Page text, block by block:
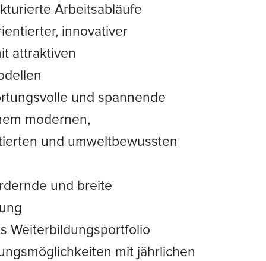
Arbeitsabläufe
innovativer
attraktiven
und spannende
modernen,
und umweltbewussten
und breite
Weiterbildungsportfolio
mit jährlichen